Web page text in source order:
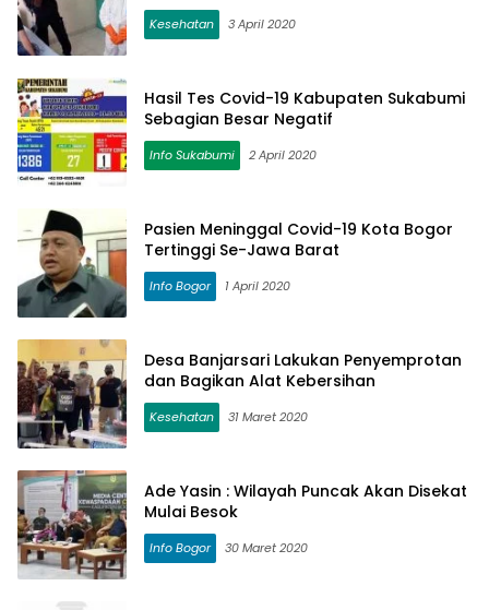
Kesehatan 3 April 2020
Hasil Tes Covid-19 Kabupaten Sukabumi
Sebagian Besar Negatif
Info Sukabumi 2 April 2020
Pasien Meninggal Covid-19 Kota Bogor
Tertinggi Se-Jawa Barat
Info Bogor 1 April 2020
Desa Banjarsari Lakukan Penyemprotan
dan Bagikan Alat Kebersihan
Kesehatan 31 Maret 2020
Ade Yasin : Wilayah Puncak Akan Disekat
Mulai Besok
Info Bogor 30 Maret 2020